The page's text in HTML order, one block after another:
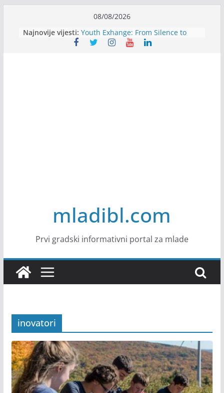
content
08/08/2026
Najnovije vijesti: Future
Youth Exhange: From Silence to
mladibl.com
Prvi gradski informativni portal za mlade
inovatori